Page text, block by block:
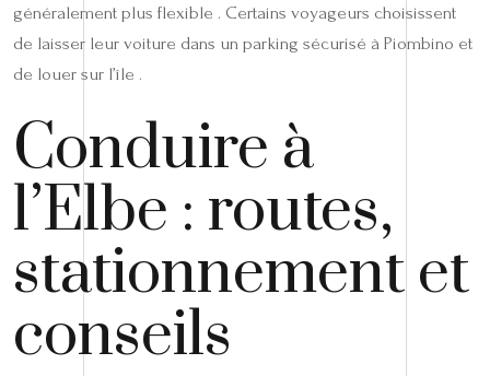
généralement plus flexible . Certains voyageurs choisissent
de laisser leur voiture dans un parking sécurisé à Piombino et
de louer sur l’île .
Conduire à
l’Elbe : routes,
stationnement et
conseils